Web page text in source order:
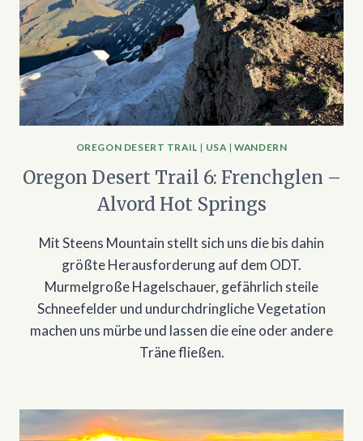
OREGON DESERT TRAIL | USA|WANDERN
Oregon Desert Trail 6: Frenchglen –
Alvord Hot Springs
Mit Steens Mountain stellt sich uns die bis dahin
größte Herausforderung auf dem ODT.
Murmelgroße Hagelschauer, gefährlich steile
Schneefelder und undurchdringliche Vegetation
machen uns mürbe und lassen die eine oder andere
Träne fließen.